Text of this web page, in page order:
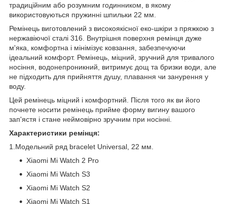
традиційним або розумним годинником, в якому
використовуються пружинні шпильки 22 мм.
Ремінець виготовлений з високоякісної еко-шкіри з пряжкою з
нержавіючої сталі 316. Внутрішня поверхня ремінця дуже
м'яка, комфортна і мінімізує ковзання, забезпечуючи
ідеальний комфорт. Ремінець, міцний, зручний для тривалого
носіння, водонепроникний, витримує дощ та бризки води, але
не підходить для прийняття душу, плавання чи занурення у
воду.
Цей ремінець міцний і комфортний. Після того як ви його
почнете носити ремінець прийме форму вигину вашого
зап'ястя і стане неймовірно зручним при носінні.
Характеристики ремінця:
1.Модельний ряд bracelet Universal, 22 мм.
Xiaomi Mi Watch 2 Pro
Xiaomi Mi Watch S3
Xiaomi Mi Watch S2
Xiaomi Mi Watch S1